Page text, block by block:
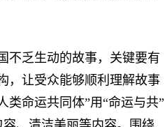
乏生动的故事，关键要有
，让受众能够顺利理解故事
类命运共同体”用“命运与共”